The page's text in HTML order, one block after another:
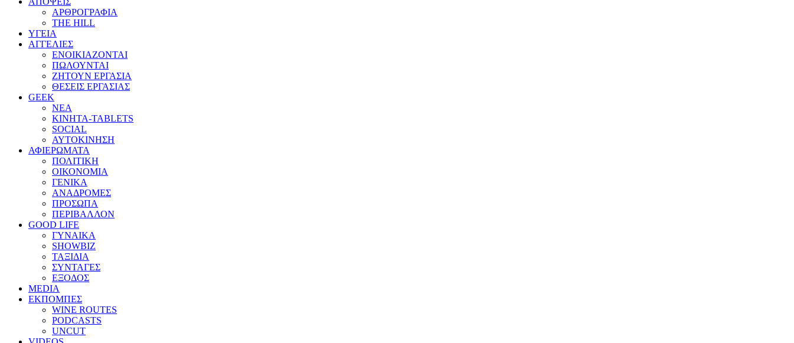
ΑΡΘΡΟΓΡΑΦΙΑ
THE HILL
ΥΓΕΙΑ
ΑΓΓΕΛΙΕΣ
ΕΝΟΙΚΙΑΖΟΝΤΑΙ
ΠΩΛΟΥΝΤΑΙ
ΖΗΤΟΥΝ ΕΡΓΑΣΙΑ
ΘΕΣΕΙΣ ΕΡΓΑΣΙΑΣ
GEEK
ΝΕΑ
ΚΙΝΗΤΑ-TABLETS
SOCIAL
ΑΥΤΟΚΙΝΗΣΗ
ΑΦΙΕΡΩΜΑΤΑ
ΠΟΛΙΤΙΚΗ
ΟΙΚΟΝΟΜΙΑ
ΓΕΝΙΚΑ
ΑΝΑΔΡΟΜΕΣ
ΠΡΟΣΩΠΑ
ΠΕΡΙΒΑΛΛΟΝ
GOOD LIFE
ΓΥΝΑΙΚΑ
SHOWBIZ
ΤΑΞΙΔΙΑ
ΣΥΝΤΑΓΕΣ
ΕΞΟΔΟΣ
MEDIA
ΕΚΠΟΜΠΕΣ
WINE ROUTES
PODCASTS
UNCUT